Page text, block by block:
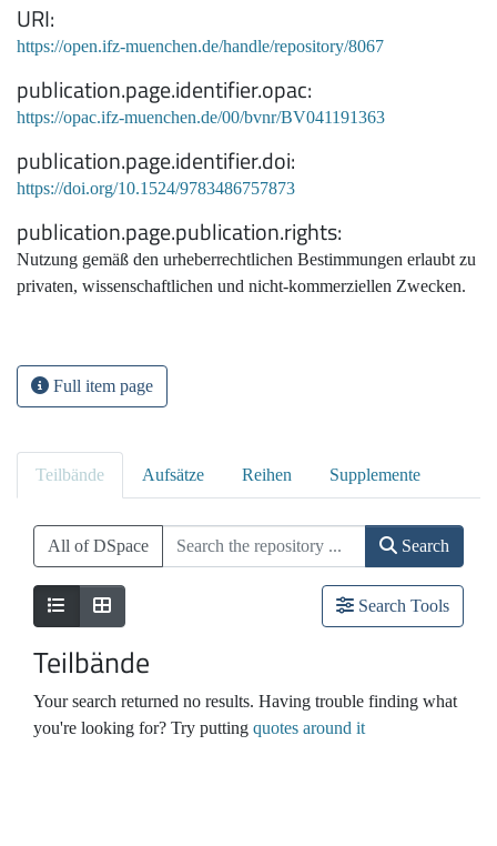
URI
https://open.ifz-muenchen.de/handle/repository/8067
publication.page.identifier.opac
https://opac.ifz-muenchen.de/00/bvnr/BV041191363
publication.page.identifier.doi
https://doi.org/10.1524/9783486757873
publication.page.publication.rights
Nutzung gemäß den urheberrechtlichen Bestimmungen erlaubt zu
privaten, wissenschaftlichen und nicht-kommerziellen Zwecken.
Full item page
Teilbände Aufsätze Reihen Supplemente
All of DSpace Search
Search Tools
Teilbände
Your search returned no results. Having trouble finding what
you're looking for? Try putting quotes around it